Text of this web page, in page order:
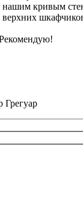
нашим кривым
Грегуар